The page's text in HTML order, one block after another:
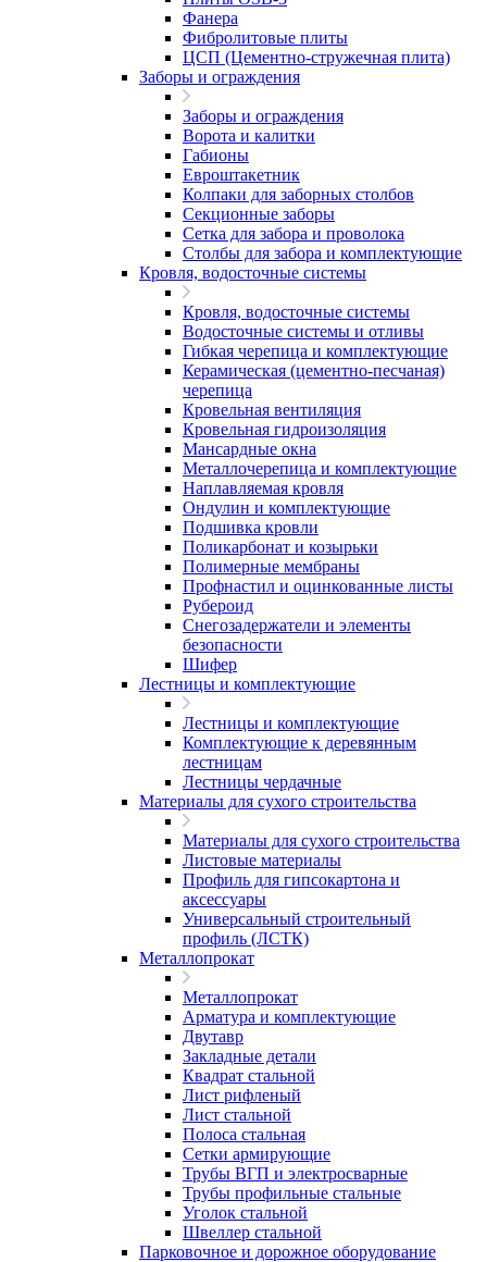
Фанера
Фибролитовые плиты
ЦСП (Цементно-стружечная плита)
Заборы и ограждения
Заборы и ограждения
Ворота и калитки
Габионы
Евроштакетник
Колпаки для заборных столбов
Секционные заборы
Сетка для забора и проволока
Столбы для забора и комплектующие
Кровля, водосточные системы
Кровля, водосточные системы
Водосточные системы и отливы
Гибкая черепица и комплектующие
Керамическая (цементно-песчаная)
черепица
Кровельная вентиляция
Кровельная гидроизоляция
Мансардные окна
Металлочерепица и комплектующие
Наплавляемая кровля
Ондулин и комплектующие
Подшивка кровли
Поликарбонат и козырьки
Полимерные мембраны
Профнастил и оцинкованные листы
Рубероид
Снегозадержатели и элементы
безопасности
Шифер
Лестницы и комплектующие
Лестницы и комплектующие
Комплектующие к деревянным
лестницам
Лестницы чердачные
Материалы для сухого строительства
Материалы для сухого строительства
Листовые материалы
Профиль для гипсокартона и
аксессуары
Универсальный строительный
профиль (ЛСТК)
Металлопрокат
Металлопрокат
Арматура и комплектующие
Двутавр
Закладные детали
Квадрат стальной
Лист рифленый
Лист стальной
Полоса стальная
Сетки армирующие
Трубы ВГП и электросварные
Трубы профильные стальные
Уголок стальной
Швеллер стальной
Парковочное и дорожное оборудование